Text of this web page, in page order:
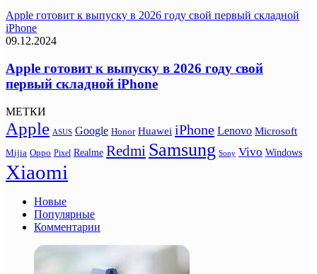
Apple готовит к выпуску в 2026 году свой первый складной
iPhone
09.12.2024
Apple готовит к выпуску в 2026 году свой
первый складной iPhone
МЕТКИ
Apple ASUS Google Honor Huawei iPhone Lenovo Microsoft
Mijia Oppo Pixel Realme Redmi Samsung Sony Vivo Windows
Xiaomi
Новые
Популярные
Комментарии